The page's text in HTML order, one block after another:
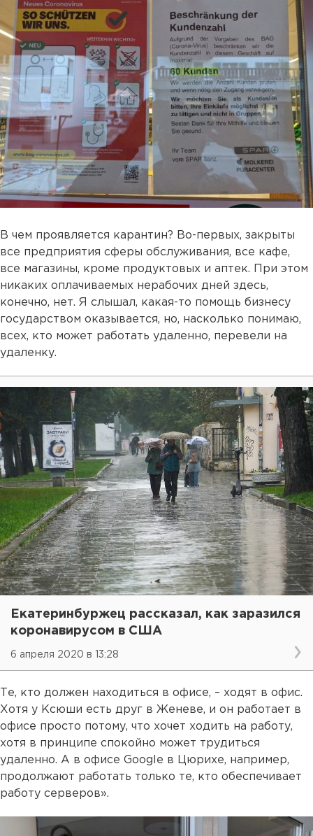
В чем проявляется карантин? Во-первых, закрыты
все предприятия сферы обслуживания, все кафе,
все магазины, кроме продуктовых и аптек. При этом
никаких оплачиваемых нерабочих дней здесь,
конечно, нет. Я слышал, какая-то помощь бизнесу
государством оказывается, но, насколько понимаю,
всех, кто может работать удаленно, перевели на
удаленку.
Екатеринбуржец рассказал, как заразился
коронавирусом в США
6 апреля 2020 в 13:28
Те, кто должен находиться в офисе, – ходят в офис.
Хотя у Ксюши есть друг в Женеве, и он работает в
офисе просто потому, что хочет ходить на работу,
хотя в принципе спокойно может трудиться
удаленно. А в офисе Google в Цюрихе, например,
продолжают работать только те, кто обеспечивает
работу серверов».